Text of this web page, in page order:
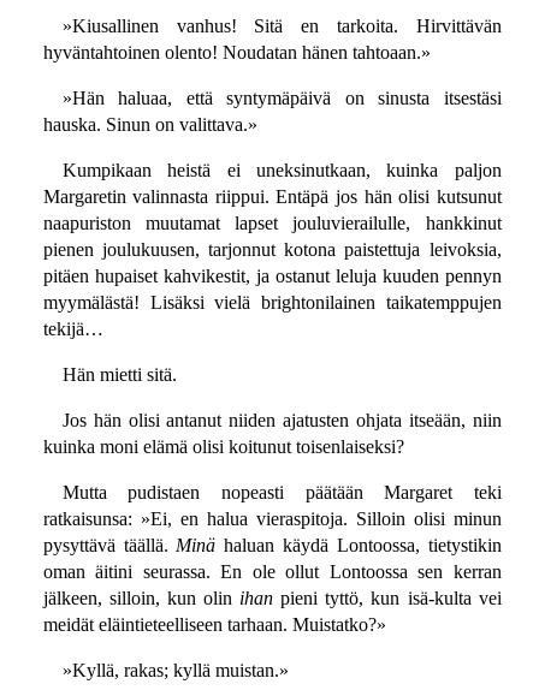
»Kiusallinen vanhus! Sitä en tarkoita. Hirvittävän
hyväntahtoinen olento! Noudatan hänen tahtoaan.»
»Hän haluaa, että syntymäpäivä on sinusta itsestäsi
hauska. Sinun on valittava.»
Kumpikaan heistä ei uneksinutkaan, kuinka paljon
Margaretin valinnasta riippui. Entäpä jos hän olisi kutsunut
naapuriston muutamat lapset jouluvierailulle, hankkinut
pienen joulukuusen, tarjonnut kotona paistettuja leivoksia,
pitäen hupaiset kahvikestit, ja ostanut leluja kuuden pennyn
myymälästä! Lisäksi vielä brightonilainen taikatemppujen
tekijä…
Hän mietti sitä.
Jos hän olisi antanut niiden ajatusten ohjata itseään, niin
kuinka moni elämä olisi koitunut toisenlaiseksi?
Mutta pudistaen nopeasti päätään Margaret teki
ratkaisunsa: »Ei, en halua vieraspitoja. Silloin olisi minun
pysyttävä täällä.Minä haluan käydä Lontoossa, tietystikin
oman äitini seurassa. En ole ollut Lontoossa sen kerran
jälkeen, silloin, kun olin ihan pieni tyttö, kun isä-kulta vei
meidät eläintieteelliseen tarhaan. Muistatko?»
»Kyllä, rakas; kyllä muistan.»